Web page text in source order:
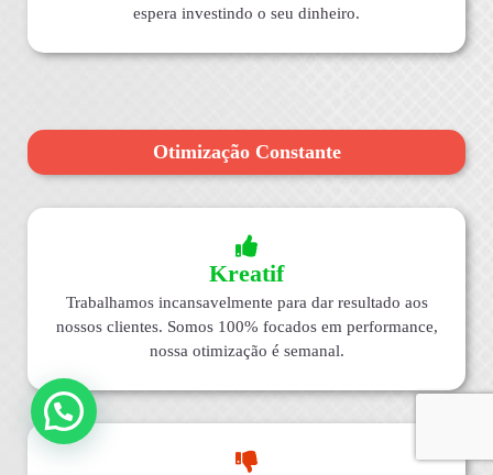
espera investindo o seu dinheiro.
Otimização Constante
Kreatif
Trabalhamos incansavelmente para dar resultado aos
nossos clientes. Somos 100% focados em performance,
nossa otimização é semanal.